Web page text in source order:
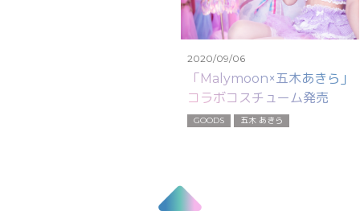
2020/09/06
「Malymoon×五木あきら」
コラボコスチューム発売
GOODS 五木 あきら